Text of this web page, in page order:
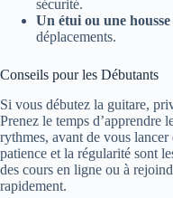
sécurité.
Un étui ou une housse
déplacements.
Conseils pour les Débutants
Si vous débutez la guitare,
Prenez le temps d’apprendre
rythmes, avant de vous
patience et la régularité sont
des cours en ligne ou à
rapidement.